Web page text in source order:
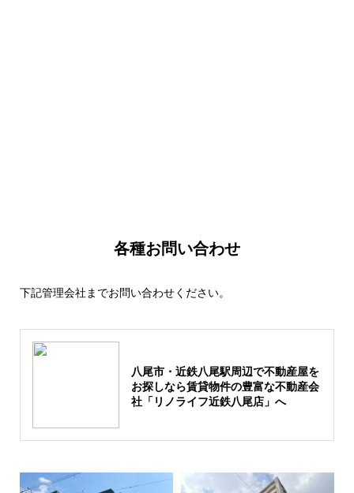
各種お問い合わせ
下記管理会社までお問い合わせください。
八尾市・近鉄八尾駅周辺で不動産屋を
お探しなら賃貸物件の豊富な不動産会
社「リノライフ近鉄八尾店」へ